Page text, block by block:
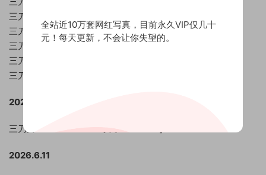
三刀刀miido NO.034 魔太郎小恶魔[35P 452MB]
三刀刀miido NO.033 情人节男友衬衫 [47P 440MB]
三刀刀miido NO.032 光辉 [20P 243MB]
三刀刀miido NO.031 埃吉尔 [28P 209MB]
三刀刀miido NO.030 黑兽 [24P 360MB]
2025.3.16
三刀刀miido NO.041 巫女 [42P 21MB]
2026.6.11
全站近10万套网红写真，目前永久VIP仅几十
元！每天更新，不会让你失望的。